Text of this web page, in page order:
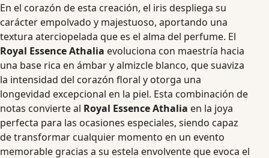
En el corazón de esta creación, el iris despliega su
carácter empolvado y majestuoso, aportando una
textura aterciopelada que es el alma del perfume. El
Royal Essence Athalia evoluciona con maestría hacia
una base rica en ámbar y almizcle blanco, que suaviza
la intensidad del corazón floral y otorga una
longevidad excepcional en la piel. Esta combinación de
notas convierte al Royal Essence Athalia en la joya
perfecta para las ocasiones especiales, siendo capaz
de transformar cualquier momento en un evento
memorable gracias a su estela envolvente que evoca el